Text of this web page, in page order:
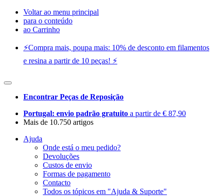
Voltar ao menu principal
para o conteúdo
ao Carrinho
⚡️Compra mais, poupa mais: 10% de desconto em filamentos
e resina a partir de 10 peças! ⚡️
Encontrar Peças de Reposição
Portugal: envio padrão gratuito a partir de € 87,90
Mais de 10.750 artigos
Ajuda
Onde está o meu pedido?
Devoluções
Custos de envio
Formas de pagamento
Contacto
Todos os tópicos em "Ajuda & Suporte"